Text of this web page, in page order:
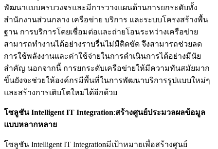
พัฒนาแบบครบวงจรและมีการวางแผนด้านการยกระดับทั้ง
สำนักงานส่วนกลาง เครือข่าย บริการ และระบบโครงสร้างพื้น
ฐาน การบริการโดยเชื่อมต่อและถ่ายโอนระหว่างเครือข่าย
สามารถทำงานได้อย่างราบรื่นไม่มีติดขัด จึงสามารถช่วยลด
การใช้พลังงานและค่าใช้จ่ายในการดำเนินการได้อย่างมีนัย
สำคัญ นอกจากนี้ การยกระดับเครือข่ายให้มีความทันสมัยมาก
ขึ้นยังจะช่วยให้องค์กรมีพื้นที่ในการพัฒนาบริการรูปแบบใหม่ๆ
และสร้างการเติบโตใหม่ได้อีกด้วย
โซลูชันIntelligent IT Integration:สร้างศูนย์ประมวลผลข้อมูล
แบบหลากหลาย
โซลูชัน Intelligent IT Integrationมีเป้าหมายเพื่อสร้างศูนย์